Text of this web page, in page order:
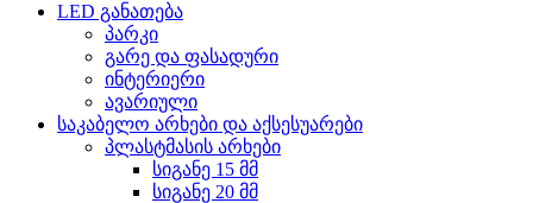
LED განათება
პარკი
გარე და ფასადური
ინტერიერი
ავარიული
საკაბელო არხები და აქსესუარები
პლასტმასის არხები
სიგანე 15 მმ
სიგანე 20 მმ